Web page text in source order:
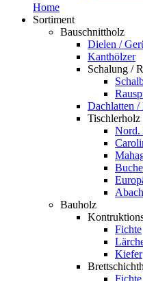
Home
Sortiment
Bauschnittholz
Dielen /
Kanthölzer
Schalung /
Dachlatten /
Tischlerholz
Nord.
Buche
Bauholz
Fichte
Kiefer
Fichte